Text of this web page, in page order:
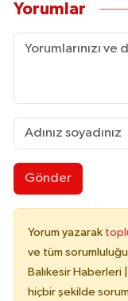
Yorumlar
Gönder
Yorum yazarak
ve tüm
Balıkesir Haberleri
hiçbir şekilde